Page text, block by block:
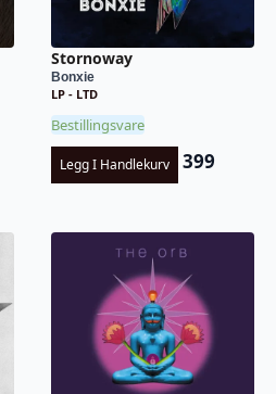
Stornoway
Bonxie
LP - LTD
Bestillingsvare
Legg I Handlekurv 399